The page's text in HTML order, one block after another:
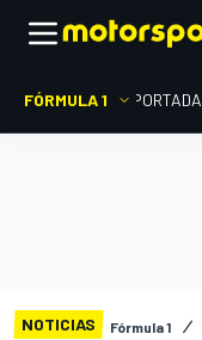
FÓRMULA 1 PORTADA
NOTICIAS Fórmula 1